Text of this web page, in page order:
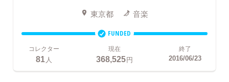
東京都 音楽
FUNDED
コレクター
81 人
現在
368,525円
終了
2016/06/23